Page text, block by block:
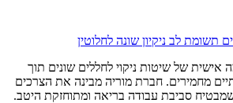
של שיטות ניקוי לחללים שונים תוך
מחמירים. חברת מוריה מבינה את הצרכים
שמבטיח סביבת עבודה בריאה ומתוחזקת היטב.